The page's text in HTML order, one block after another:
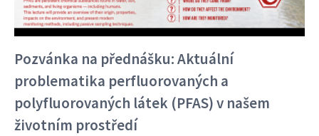
Pozvánka na přednášku: Aktuální
problematika perfluorovaných a
polyfluorovaných látek (PFAS) v našem
životním prostředí